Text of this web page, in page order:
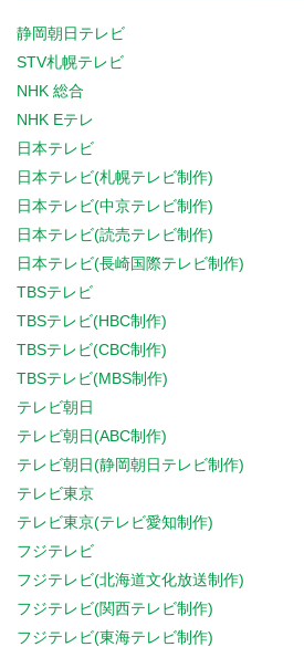
静岡朝日テレビ
STV札幌テレビ
NHK 総合
NHK Eテレ
日本テレビ
日本テレビ(札幌テレビ制作)
日本テレビ(中京テレビ制作)
日本テレビ(読売テレビ制作)
日本テレビ(長崎国際テレビ制作)
TBSテレビ
TBSテレビ(HBC制作)
TBSテレビ(CBC制作)
TBSテレビ(MBS制作)
テレビ朝日
テレビ朝日(ABC制作)
テレビ朝日(静岡朝日テレビ制作)
テレビ東京
テレビ東京(テレビ愛知制作)
フジテレビ
フジテレビ(北海道文化放送制作)
フジテレビ(関西テレビ制作)
フジテレビ(東海テレビ制作)